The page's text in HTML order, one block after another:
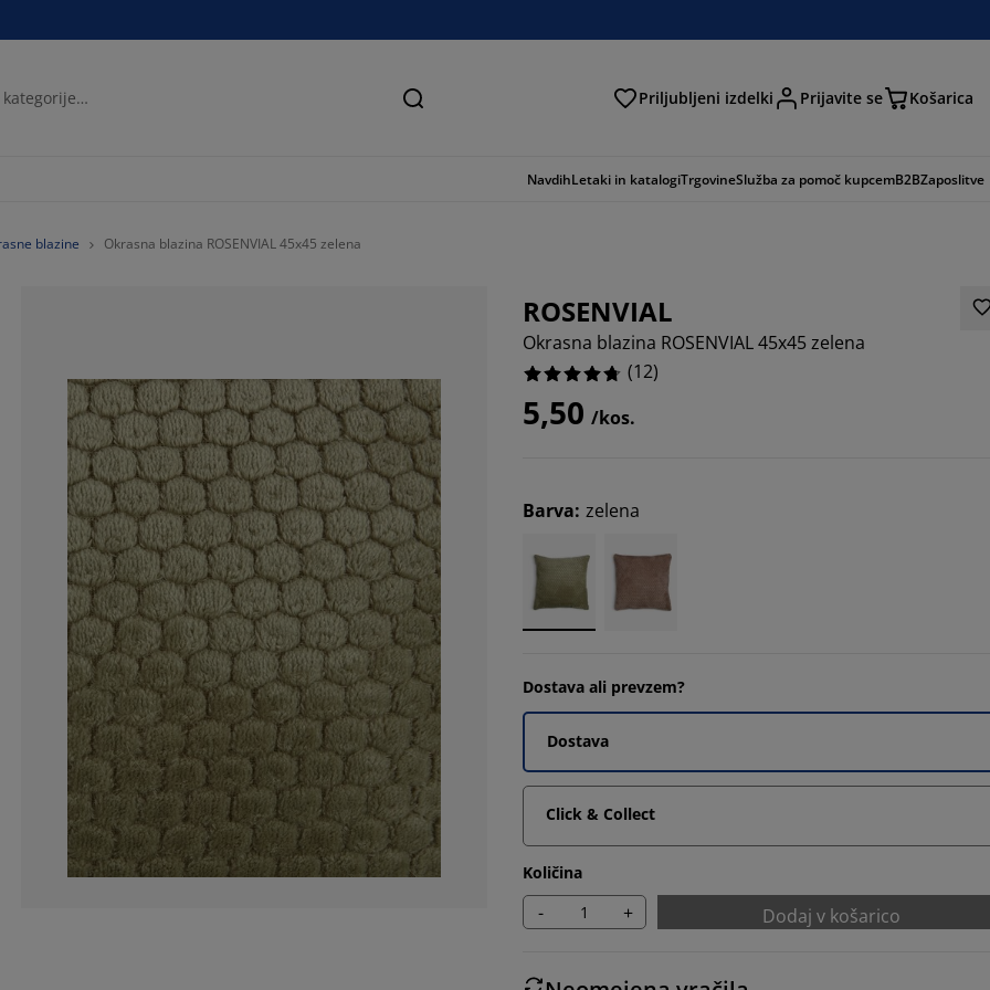
Iskanje Priljubljeni izdelki Prijavite se Košarica
NavdihLetaki in katalogiTrgovineSlužba za pomoč kupcemB2BZaposlitve
blazine Okrasna blazina ROSENVIAL 45x45 zelena
ROSENVIAL
Okrasna blazina ROSENVIAL 45x45 zelena
(12)
5,50 /kos.
Barva: zelena
Dostava ali prevzem?
Dostava
Click & Collect
Količina
- + Dodaj v košarico
83.33333333333334%
8.333333333333332%
8.333333333333332%